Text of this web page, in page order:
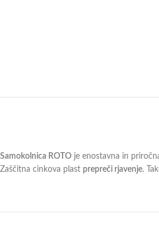
Samokolnica ROTO je enostavna in
Zaščitna cinkova plast prepreči rjavenje.